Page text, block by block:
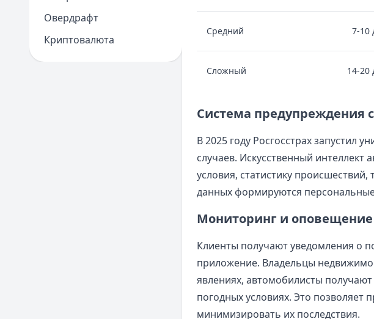
Овердрафт
Криптовалюта
Средний 7-10
Сложный 14-20
Система предупреждения
В 2025 году Росгосстрах запустил
случаев. Искусственный
условия, статистику
данных формируются
Мониторинг и оповещение
Клиенты получают уведомления о
приложение. Владельцы
явлениях, автомобилисты
погодных условиях. Это позволяет
минимизировать их последствия.